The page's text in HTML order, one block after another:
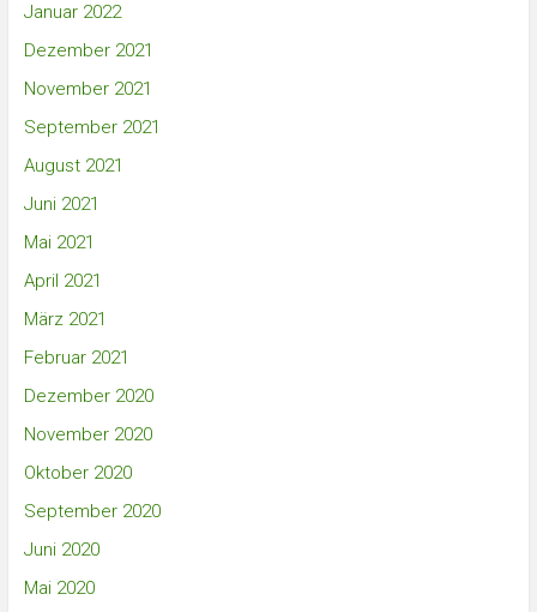
Januar 2022
Dezember 2021
November 2021
September 2021
August 2021
Juni 2021
Mai 2021
April 2021
März 2021
Februar 2021
Dezember 2020
November 2020
Oktober 2020
September 2020
Juni 2020
Mai 2020